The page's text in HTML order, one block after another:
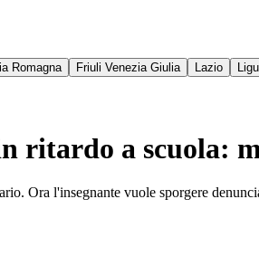
Romagna Friuli Venezia Giulia Lazio
ritardo a scuola:
Ora l'insegnante vuole sporgere